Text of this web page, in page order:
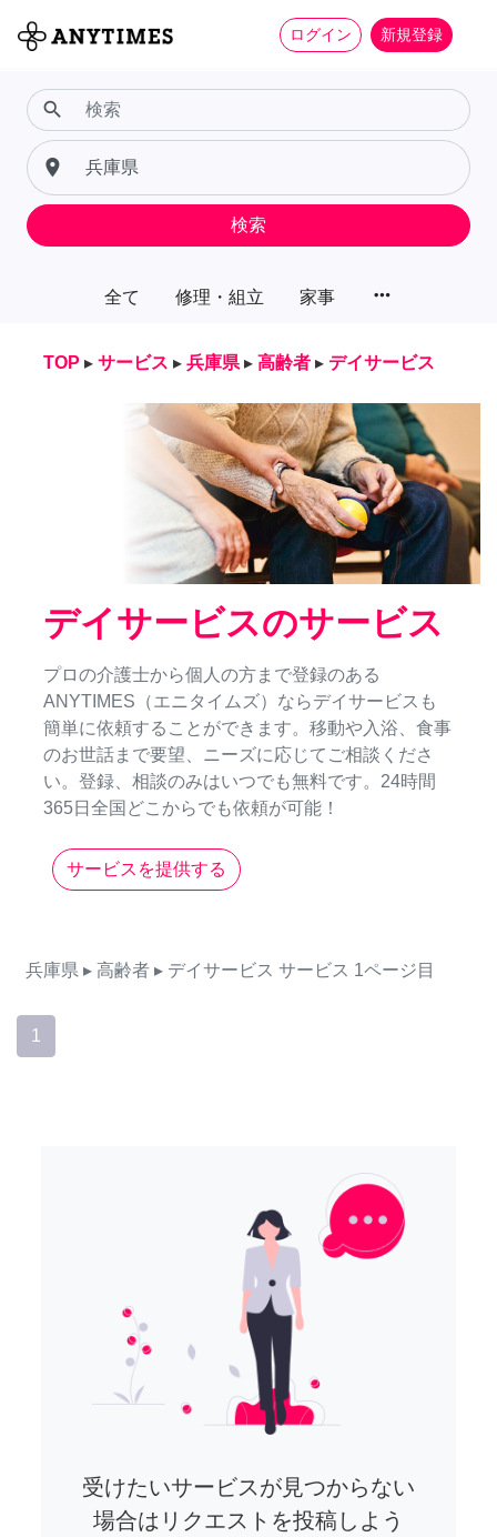
ログイン 新規登録
全て 修理・組立 家事 more_horiz
search
place
検索
TOP ▸ サービス ▸ 兵庫県 ▸ 高齢者 ▸ デイサービス
デイサービスのサービス
プロの介護士から個人の方まで登録のある
ANYTIMES（エニタイムズ）ならデイサービスも
簡単に依頼することができます。移動や入浴、食事
のお世話まで要望、ニーズに応じてご相談くださ
い。登録、相談のみはいつでも無料です。24時間
365日全国どこからでも依頼が可能！
サービスを提供する
兵庫県 ▸ 高齢者 ▸ デイサービス サービス 1ページ目
1
受けたいサービスが見つからない
場合はリクエストを投稿しよう